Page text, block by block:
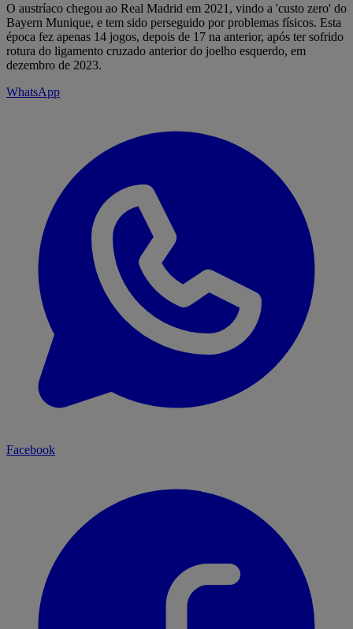
O austríaco chegou ao Real Madrid em 2021, vindo a 'custo zero' do
Bayern Munique, e tem sido perseguido por problemas físicos. Esta
época fez apenas 14 jogos, depois de 17 na anterior, após ter sofrido
rotura do ligamento cruzado anterior do joelho esquerdo, em
dezembro de 2023.
WhatsApp
Facebook